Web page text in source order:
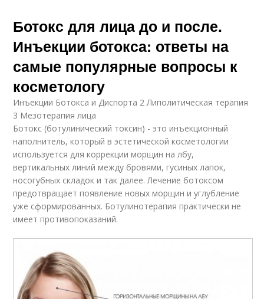
Ботокс для лица до и после.
Инъекции ботокса: ответы на
самые популярные вопросы к
косметологу
Инъекции Ботокса и Диспорта 2 Липолитическая терапия
3 Мезотерапия лица
Ботокс (ботулинический токсин) - это инъекционный
наполнитель, который в эстетической косметологии
используется для коррекции морщин на лбу,
вертикальных линий между бровями, гусиных лапок,
носогубных складок и так далее. Лечение ботоксом
предотвращает появление новых морщин и углубление
уже сформированных. Ботулинотерапия практически не
имеет противопоказаний.